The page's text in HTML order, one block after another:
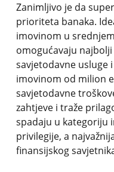
Zanimljivo je da
prioriteta banaka.
imovinom u
omogućavaju
savjetodavne usluge
imovinom od milion
savjetodavne
zahtjeve i traže
spadaju u kategoriju
privilegije, a
finansijskog